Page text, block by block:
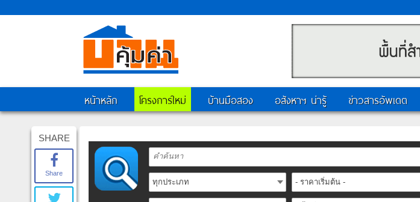
หน้าหลัก โครงการใหม่ บ้านมือสอง อสังหาฯ น่ารู้ ข่าวสารอัพเดต
SHARE
Share